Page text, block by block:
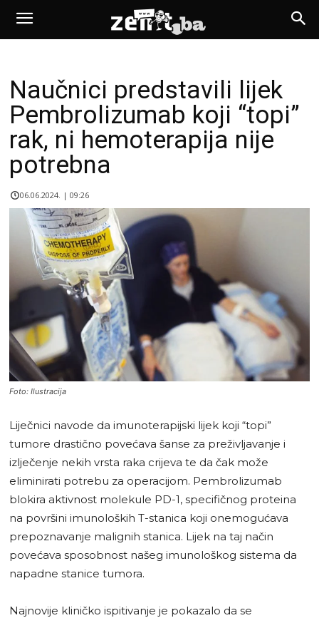
Naučnici predstavili lijek
Pembrolizumab koji “topi”
rak, ni hemoterapija nije
potrebna
06.06.2024. | 09:26
Foto: Ilustracija
Liječnici navode da imunoterapijski lijek koji “topi”
tumore drastično povećava šanse za preživljavanje i
izlječenje nekih vrsta raka crijeva te da čak može
eliminirati potrebu za operacijom. Pembrolizumab
blokira aktivnost molekule PD-1, specifičnog proteina
na površini imunoloških T-stanica koji onemogućava
prepoznavanje malignih stanica. Lijek na taj način
povećava sposobnost našeg imunološkog sistema da
napadne stanice tumora.
Najnovije kliničko ispitivanje je pokazalo da se